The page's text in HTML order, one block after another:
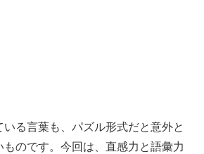
る言葉も、パズル形式だと意外と
のです。今回は、直感力と語彙力